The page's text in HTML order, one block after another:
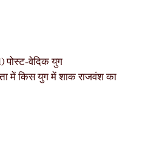
पोस्ट-वेदिक युग
में किस युग में शाक राजवंश का